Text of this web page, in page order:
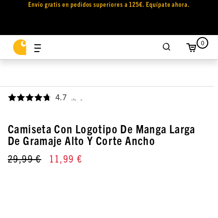
Envío gratis en pedidos superiores a 125€. Equípate ahora.
0
4.7 ,
Camiseta Con Logotipo De Manga Larga
De Gramaje Alto Y Corte Ancho
29,99 € 11,99 €